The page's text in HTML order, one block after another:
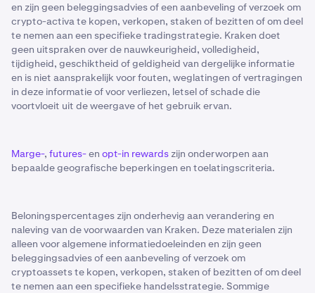
en zijn geen beleggingsadvies of een aanbeveling of verzoek om
crypto-activa te kopen, verkopen, staken of bezitten of om deel
te nemen aan een specifieke tradingstrategie. Kraken doet
geen uitspraken over de nauwkeurigheid, volledigheid,
tijdigheid, geschiktheid of geldigheid van dergelijke informatie
en is niet aansprakelijk voor fouten, weglatingen of vertragingen
in deze informatie of voor verliezen, letsel of schade die
voortvloeit uit de weergave of het gebruik ervan.
Marge-, futures-en opt-in rewards zijn onderworpen aan
bepaalde geografische beperkingen en toelatingscriteria.
Beloningspercentages zijn onderhevig aan verandering en
naleving van de voorwaarden van Kraken. Deze materialen zijn
alleen voor algemene informatiedoeleinden en zijn geen
beleggingsadvies of een aanbeveling of verzoek om
cryptoassets te kopen, verkopen, staken of bezitten of om deel
te nemen aan een specifieke handelsstrategie. Sommige